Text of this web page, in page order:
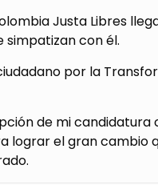
Justa Libres
con él.
por la
de mi candidatura
lograr el gran cambio